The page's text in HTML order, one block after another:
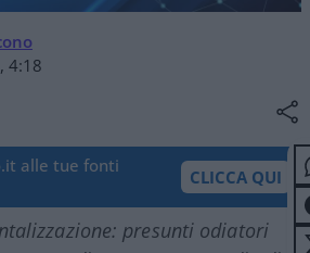
4:18
alle tue fonti
CLICCA QUI
presunti odiatori